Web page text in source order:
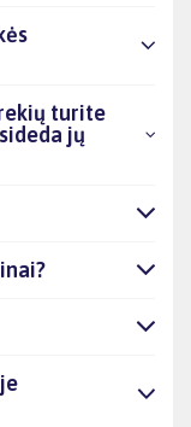
turite
jų